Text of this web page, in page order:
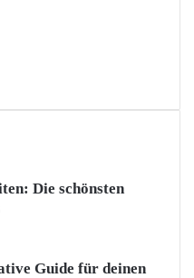
Die schönsten
Guide für deinen